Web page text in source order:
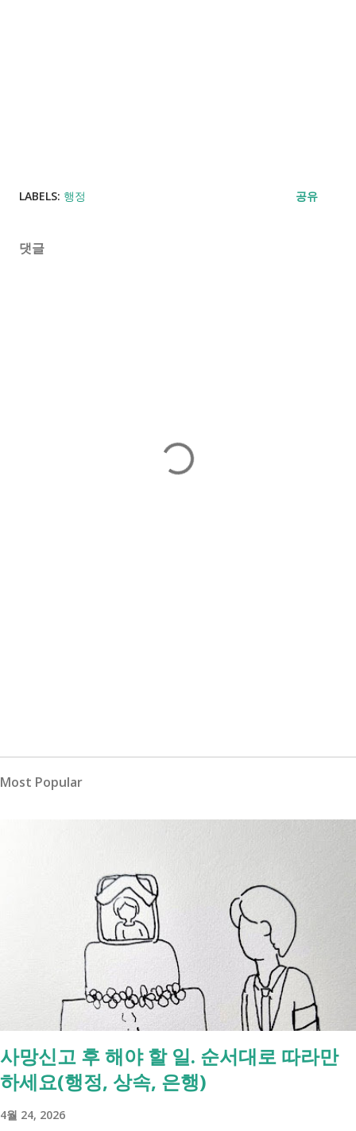
LABELS: 행정 공유
댓글
Most Popular
사망신고 후 해야 할 일. 순서대로 따라만
하세요(행정, 상속, 은행)
4월 24, 2026